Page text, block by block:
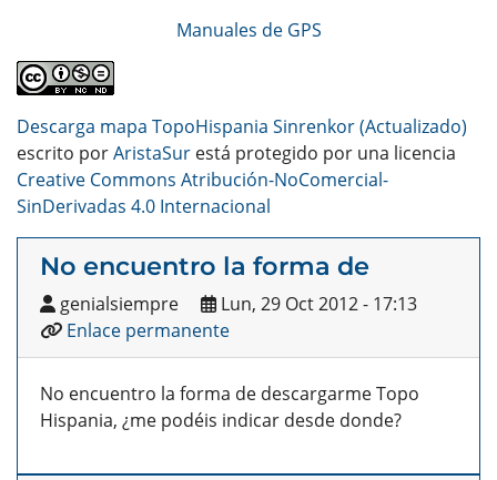
Manuales de GPS
Descarga mapa TopoHispania Sinrenkor (Actualizado)
escrito porAristaSur está protegido por una licencia
Creative Commons Atribución-NoComercial-
SinDerivadas 4.0 Internacional
No encuentro la forma de
genialsiempre
Lun, 29 Oct 2012 - 17:13
Enlace permanente
No encuentro la forma de descargarme Topo
Hispania, ¿me podéis indicar desde donde?